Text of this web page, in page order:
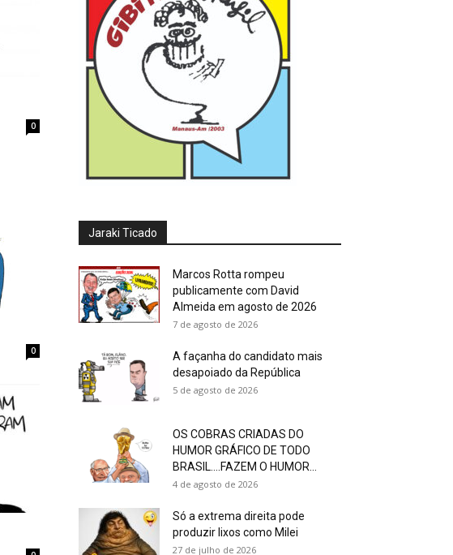
0
0
Jaraki Ticado
Marcos Rotta rompeu
publicamente com David
Almeida em agosto de 2026
7 de agosto de 2026
A façanha do candidato mais
desapoiado da República
5 de agosto de 2026
OS COBRAS CRIADAS DO
HUMOR GRÁFICO DE TODO
BRASIL….FAZEM O HUMOR...
4 de agosto de 2026
Só a extrema direita pode
produzir lixos como Milei
27 de julho de 2026